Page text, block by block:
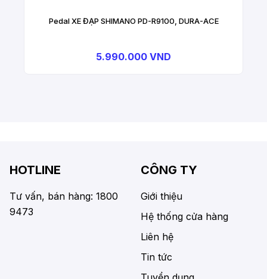
Pedal XE ĐẠP SHIMANO PD-R9100, DURA-ACE
5.990.000 VND
HOTLINE
Tư vấn, bán hàng: 1800
9473
CÔNG TY
Giới thiệu
Hệ thống cửa hàng
Liên hệ
Tin tức